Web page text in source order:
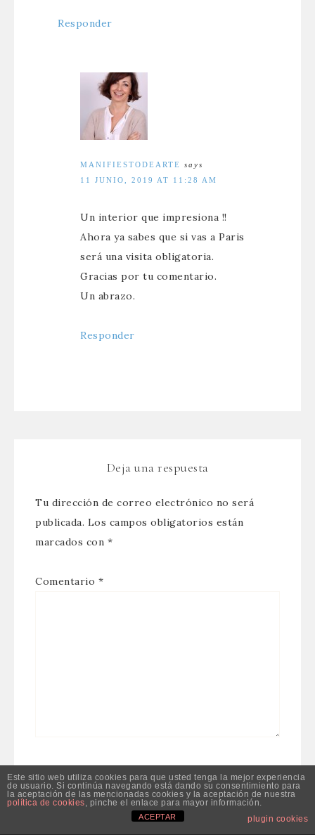
Responder
MANIFIESTODEARTE
says
11 JUNIO, 2019 AT 11:28 AM
Un interior que impresiona !!
Ahora ya sabes que si vas a Paris
será una visita obligatoria.
Gracias por tu comentario.
Un abrazo.
Responder
Deja una respuesta
Tu dirección de correo electrónico no será
publicada. Los campos obligatorios están
marcados con *
Comentario *
Nombre*
Este sitio web utiliza cookies para que usted tenga la mejor experiencia
de usuario. Si continúa navegando está dando su consentimiento para
la aceptación de las mencionadas cookies y la aceptación de nuestra
política de cookies, pinche el enlace para mayor información.
plugin cookies
ACEPTAR